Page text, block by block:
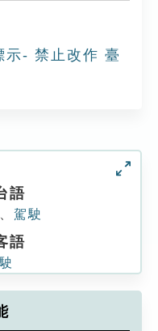
示- 禁止改作 臺
語
駕駛
語